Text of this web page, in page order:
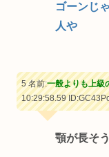
ゴーンじ
人や
5 名前:一般よりも上級
10:29:58.59
顎が長そう